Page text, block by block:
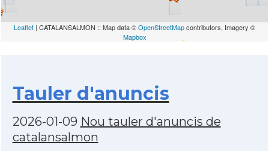
Leaflet | CATALANSALMON :: Map data ©OpenStreetMapcontributors, Imagery ©
Mapbox
Tauler d'anuncis
2026-01-09 Nou tauler d'anuncis de
catalansalmon